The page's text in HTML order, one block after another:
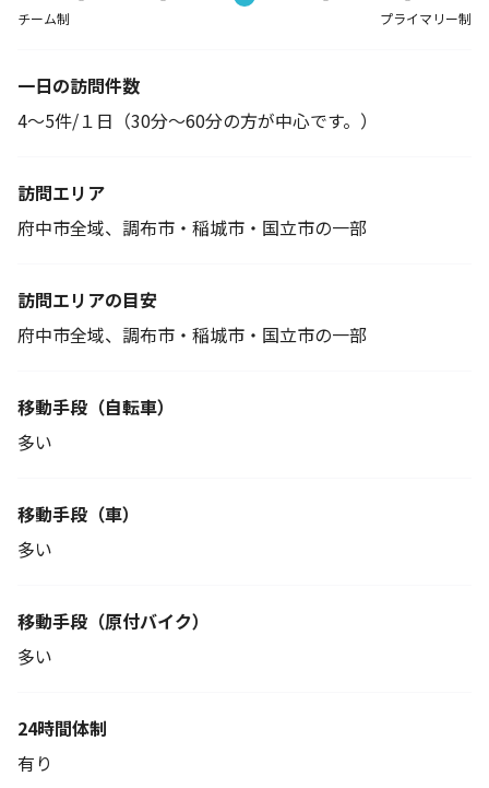
チーム制 プライマリー制
一日の訪問件数
4～5件/１日（30分～60分の方が中心です。）
訪問エリア
府中市全域、調布市・稲城市・国立市の一部
訪問エリアの目安
府中市全域、調布市・稲城市・国立市の一部
移動手段 （自転車）
多い
移動手段（車）
多い
移動手段 （原付バイク）
多い
24時間体制
有り